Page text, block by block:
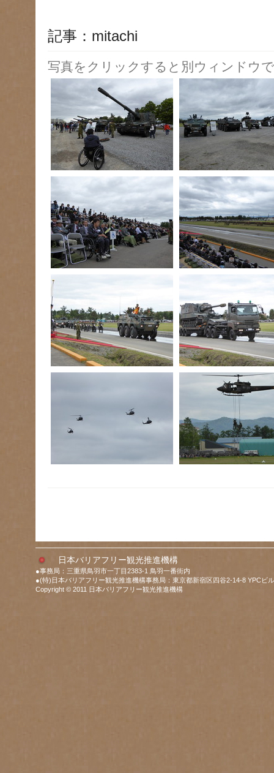
記事：mitachi
写真をクリックすると別ウィンドウ
日本バリアフリー観光推進機構
●事務局：三重県鳥羽市一丁目2383-1 鳥羽一番街内
●(特)日本バリアフリー観光推進機構事務局：東京都新宿区四谷2-14-8 YPCビ
Copyright © 2011 日本バリアフリー観光推進機構